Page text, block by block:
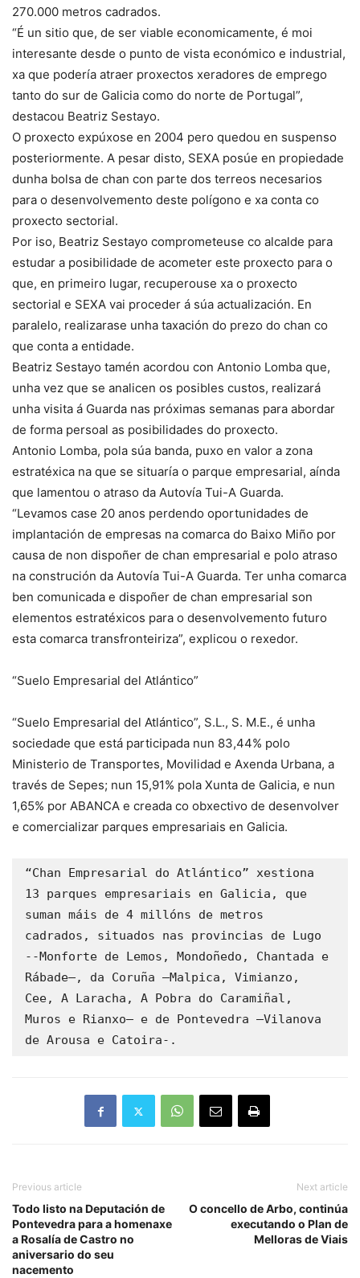
270.000 metros cadrados.
“É un sitio que, de ser viable economicamente, é moi
interesante desde o punto de vista económico e industrial,
xa que podería atraer proxectos xeradores de emprego
tanto do sur de Galicia como do norte de Portugal”,
destacou Beatriz Sestayo.
O proxecto expúxose en 2004 pero quedou en suspenso
posteriormente. A pesar disto, SEXA posúe en propiedade
dunha bolsa de chan con parte dos terreos necesarios
para o desenvolvemento deste polígono e xa conta co
proxecto sectorial.
Por iso, Beatriz Sestayo comprometeuse co alcalde para
estudar a posibilidade de acometer este proxecto para o
que, en primeiro lugar, recuperouse xa o proxecto
sectorial e SEXA vai proceder á súa actualización. En
paralelo, realizarase unha taxación do prezo do chan co
que conta a entidade.
Beatriz Sestayo tamén acordou con Antonio Lomba que,
unha vez que se analicen os posibles custos, realizará
unha visita á Guarda nas próximas semanas para abordar
de forma persoal as posibilidades do proxecto.
Antonio Lomba, pola súa banda, puxo en valor a zona
estratéxica na que se situaría o parque empresarial, aínda
que lamentou o atraso da Autovía Tui-A Guarda.
“Levamos case 20 anos perdendo oportunidades de
implantación de empresas na comarca do Baixo Miño por
causa de non dispoñer de chan empresarial e polo atraso
na construción da Autovía Tui-A Guarda. Ter unha comarca
ben comunicada e dispoñer de chan empresarial son
elementos estratéxicos para o desenvolvemento futuro
esta comarca transfronteiriza”, explicou o rexedor.
“Suelo Empresarial del Atlántico”
“Suelo Empresarial del Atlántico”, S.L., S. M.E., é unha
sociedade que está participada nun 83,44% polo
Ministerio de Transportes, Movilidad e Axenda Urbana, a
través de Sepes; nun 15,91% pola Xunta de Galicia, e nun
1,65% por ABANCA e creada co obxectivo de desenvolver
e comercializar parques empresariais en Galicia.
“Chan Empresarial do Atlántico” xestiona
13 parques empresariais en Galicia, que
suman máis de 4 millóns de metros
cadrados, situados nas provincias de Lugo
--Monforte de Lemos, Mondoñedo, Chantada e
Rábade—, da Coruña –Malpica, Vimianzo,
Cee, A Laracha, A Pobra do Caramiñal,
Muros e Rianxo— e de Pontevedra –Vilanova
de Arousa e Catoira-.
Previous article
Todo listo na Deputación de
Pontevedra para a homenaxe
a Rosalía de Castro no
aniversario do seu
nacemento
Next article
O concello de Arbo, continúa
executando o Plan de
Melloras de Viais